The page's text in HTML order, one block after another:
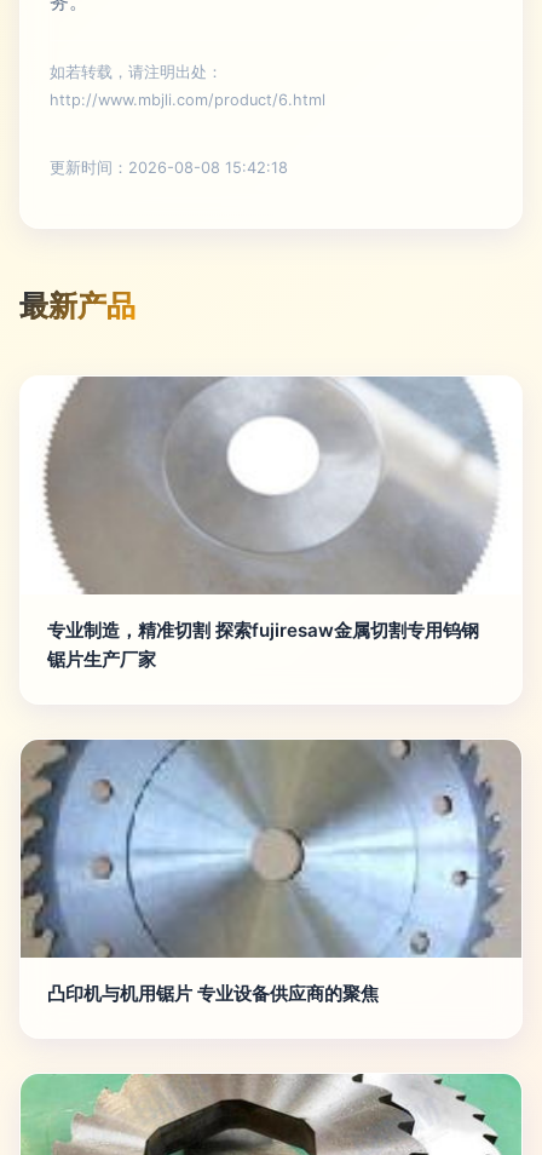
如若转载，请注明出处：
http://www.mbjli.com/product/6.html
更新时间：2026-08-08 15:42:18
最新产品
专业制造，精准切割 探索fujiresaw金属切割专用钨钢
锯片生产厂家
凸印机与机用锯片 专业设备供应商的聚焦